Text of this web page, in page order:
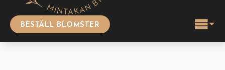
BESTÄLL BLOMSTER